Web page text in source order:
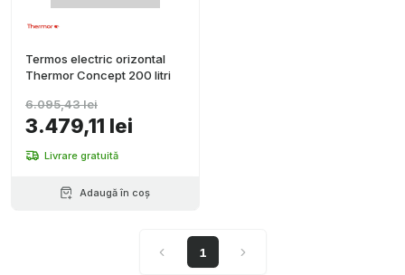
Termos electric orizontal
Thermor Concept 200 litri
3.479,11 lei
6.095,43 lei
Livrare gratuită
Adaugă în coș
1